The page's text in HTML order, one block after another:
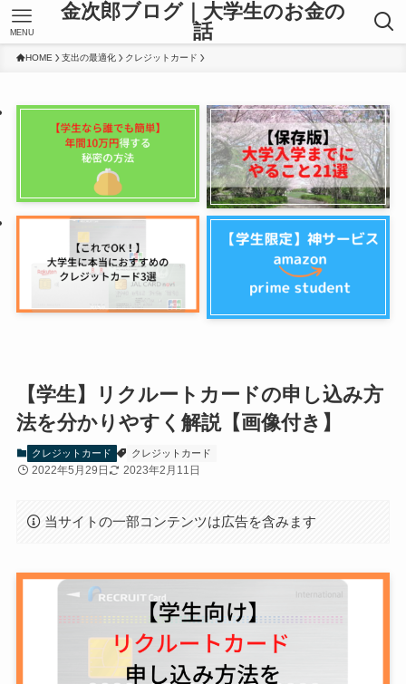
金次郎ブログ｜大学生のお金の
話
MENU
HOME 支出の最適化 クレジットカード
【学生】リクルートカードの申し込み方
法を分かりやすく解説【画像付き】
クレジットカード クレジットカード
2022年5月29日 2023年2月11日
当サイトの一部コンテンツは広告を含みます